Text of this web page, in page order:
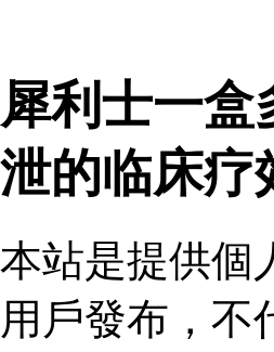
犀利士一盒
泄的临床疗
本站是提供個
用戶發布，不